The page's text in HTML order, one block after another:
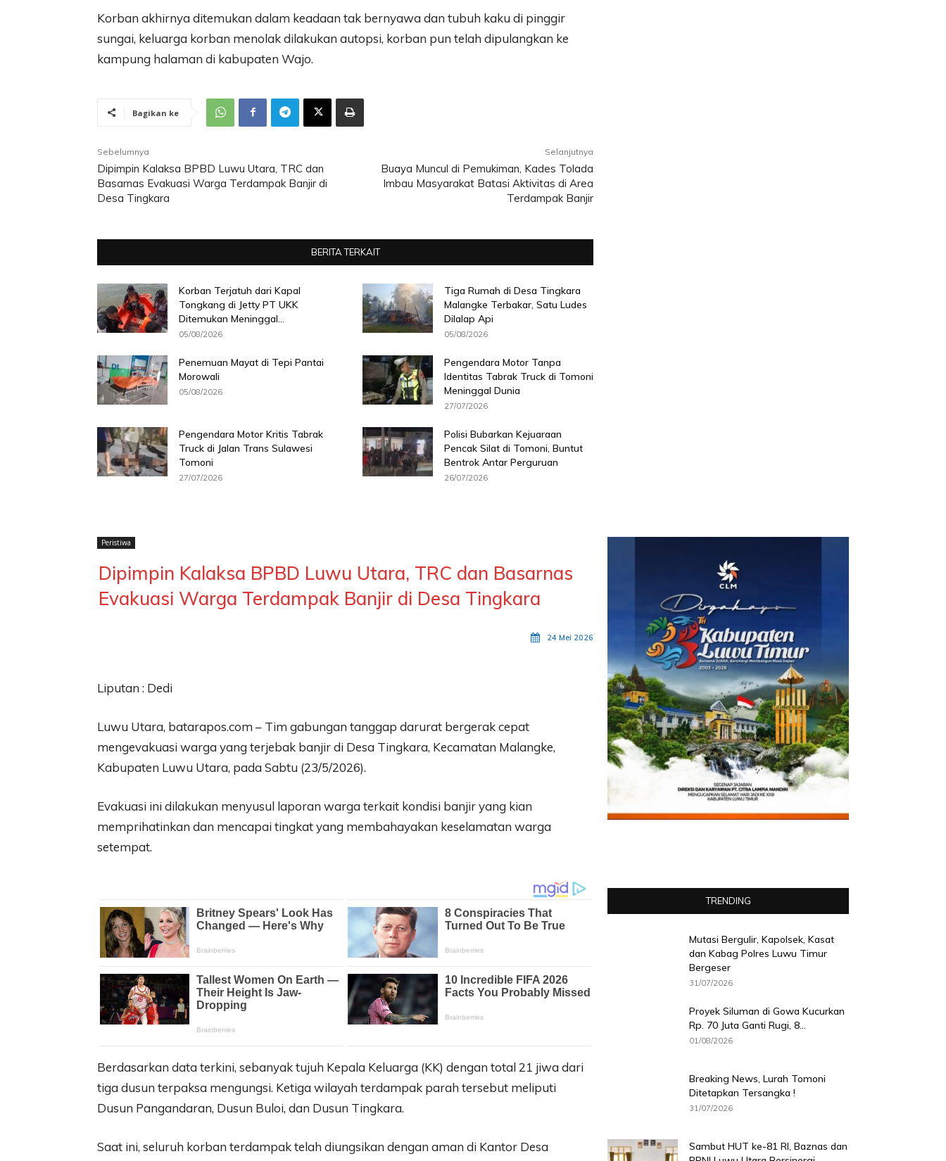
Korban akhirnya ditemukan dalam keadaan tak bernyawa dan tubuh kaku di pinggir
sungai, keluarga korban menolak dilakukan autopsi, korban pun telah dipulangkan ke
kampung halaman di kabupaten Wajo.
Bagikan ke
Sebelumnya
Dipimpin Kalaksa BPBD Luwu Utara, TRC dan
Basarnas Evakuasi Warga Terdampak Banjir di
Desa Tingkara
Selanjutnya
Buaya Muncul di Pemukiman, Kades Tolada
Imbau Masyarakat Batasi Aktivitas di Area
Terdampak Banjir
BERITA TERKAIT
Korban Terjatuh dari Kapal
Tongkang di Jetty PT UKK
Ditemukan Meninggal...
05/08/2026
Tiga Rumah di Desa Tingkara
Malangke Terbakar, Satu Ludes
Dilalap Api
05/08/2026
Penemuan Mayat di Tepi Pantai
Morowali
05/08/2026
Pengendara Motor Tanpa
Identitas Tabrak Truck di Tomoni
Meninggal Dunia
27/07/2026
Pengendara Motor Kritis Tabrak
Truck di Jalan Trans Sulawesi
Tomoni
27/07/2026
Polisi Bubarkan Kejuaraan
Pencak Silat di Tomoni, Buntut
Bentrok Antar Perguruan
26/07/2026